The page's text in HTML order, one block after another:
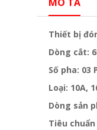
Thiết bị
Dòng cắt:
Số pha: 03
Loại: 10A,
Dòng sản
Tiêu chuẩn